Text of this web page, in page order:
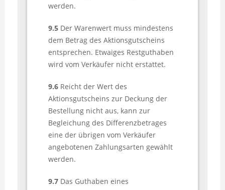
werden.
9.5Der Warenwert muss mindestens
dem Betrag des Aktionsgutscheins
entsprechen. Etwaiges Restguthaben
wird vom Verkäufer nicht erstattet.
9.6Reicht der Wert des
Aktionsgutscheins zur Deckung der
Bestellung nicht aus, kann zur
Begleichung des Differenzbetrages
eine der übrigen vom Verkäufer
angebotenen Zahlungsarten gewählt
werden.
9.7Das Guthaben eines